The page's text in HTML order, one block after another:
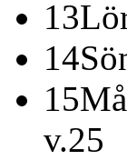
13
14
15
v.25